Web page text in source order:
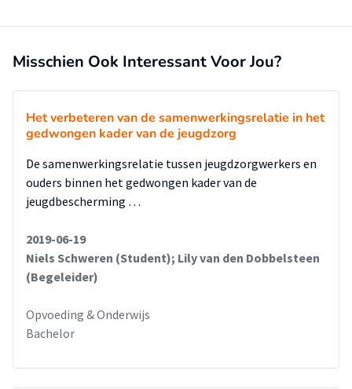
ouders georganiseerd kunnen worden om over deze
Misschien Ook Interessant Voor Jou?
Het verbeteren van de samenwerkingsrelatie in het
gedwongen kader van de jeugdzorg
De samenwerkingsrelatie tussen jeugdzorgwerkers en
ouders binnen het gedwongen kader van de
jeugdbescherming …
2019-06-19
Niels Schweren (Student); Lily van den Dobbelsteen
(Begeleider)
Opvoeding & Onderwijs
Bachelor